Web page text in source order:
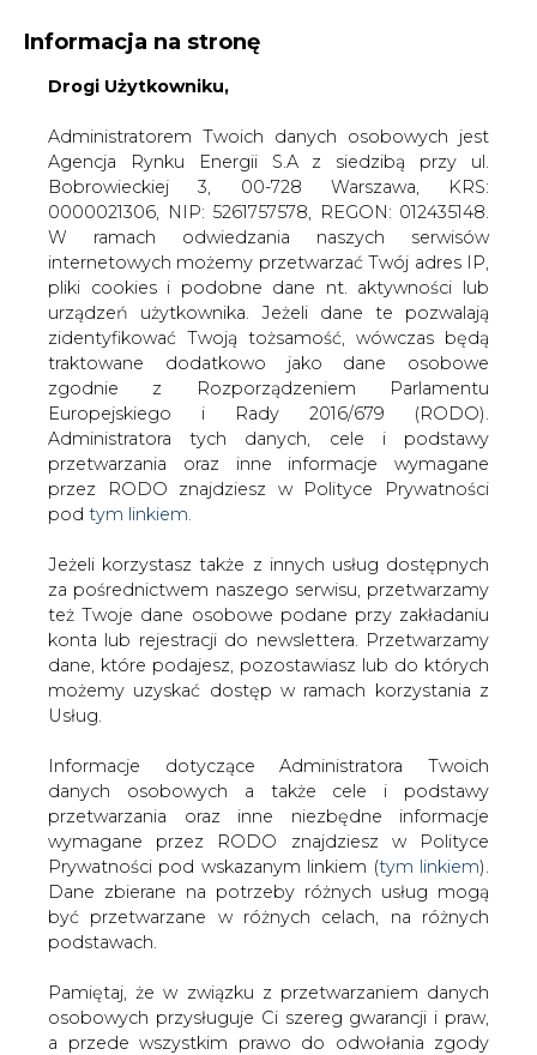
KONTAKT:
WYDAWCA PORTALU:
WYSOKI KONTRAST A A
ZALOGUJ SIĘ
WŁĄCZ CIRE.TV
Informacja na stronę
Drogi Użytkowniku,
Administratorem Twoich danych osobowych jest
Agencja Rynku Energii S.A z siedzibą przy ul.
Bobrowieckiej 3, 00-728 Warszawa, KRS:
0000021306, NIP: 5261757578, REGON: 012435148.
W ramach odwiedzania naszych serwisów
internetowych możemy przetwarzać Twój adres IP,
pliki cookies i podobne dane nt. aktywności lub
urządzeń użytkownika. Jeżeli dane te pozwalają
zidentyfikować Twoją tożsamość, wówczas będą
traktowane dodatkowo jako dane osobowe
zgodnie z Rozporządzeniem Parlamentu
Europejskiego i Rady 2016/679 (RODO).
Administratora tych danych, cele i podstawy
przetwarzania oraz inne informacje wymagane
przez RODO znajdziesz w Polityce Prywatności
pod tym linkiem.
Jeżeli korzystasz także z innych usług dostępnych
za pośrednictwem naszego serwisu, przetwarzamy
też Twoje dane osobowe podane przy zakładaniu
konta lub rejestracji do newslettera. Przetwarzamy
dane, które podajesz, pozostawiasz lub do których
możemy uzyskać dostęp w ramach korzystania z
Usług.
Informacje dotyczące Administratora Twoich
danych osobowych a także cele i podstawy
przetwarzania oraz inne niezbędne informacje
wymagane przez RODO znajdziesz w Polityce
Prywatności pod wskazanym linkiem (tym linkiem).
Dane zbierane na potrzeby różnych usług mogą
być przetwarzane w różnych celach, na różnych
podstawach.
Pamiętaj, że w związku z przetwarzaniem danych
osobowych przysługuje Ci szereg gwarancji i praw,
a przede wszystkim prawo do odwołania zgody
Strona główna
SERWIS INFORMACYJNY CIRE
/ EDF kupi węgiel w JSW
2012-12-27 00:00
skomentuj
udostępnij:
EDF kupi węgiel w JSW